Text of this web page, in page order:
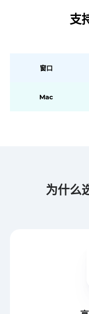
支
窗口
Mac
为什么